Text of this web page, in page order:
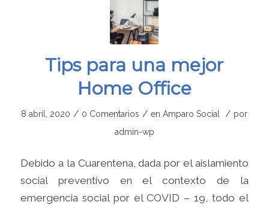
Tips para una mejor
Home Office
8 abril, 2020 / 0 Comentarios / enAmparo Social / por
admin-wp
Debido a la Cuarentena, dada por el aislamiento
social preventivo en el contexto de la
emergencia social por el COVID – 19, todo el